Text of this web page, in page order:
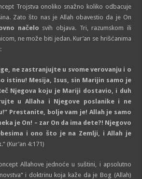
Trojstva onoliko snažno koliko odbacuje
Zato što nas je Allah obavestio da je On
načelo svih objava. Tri, razumskom ili
ne može biti jedan. Kur’an se hrišćanima
ne zastranjujte u svome verovanju i o
istinu! Mesija, Isus, sin Marijin samo je
Njegova koju je Mariji dostavio, i duh
u Allaha i Njegove poslanike i ne
Prestanite, bolje vam je! Allah je samo
je On! – zar On da ima dete?! Njegovo
i ono što je na Zemlji, i Allah je
.“ (Kur’an 4:171)
Allahove jednoće u suštini, i apsolutno
i doktrinu koja kaže da je Bog (Allah)